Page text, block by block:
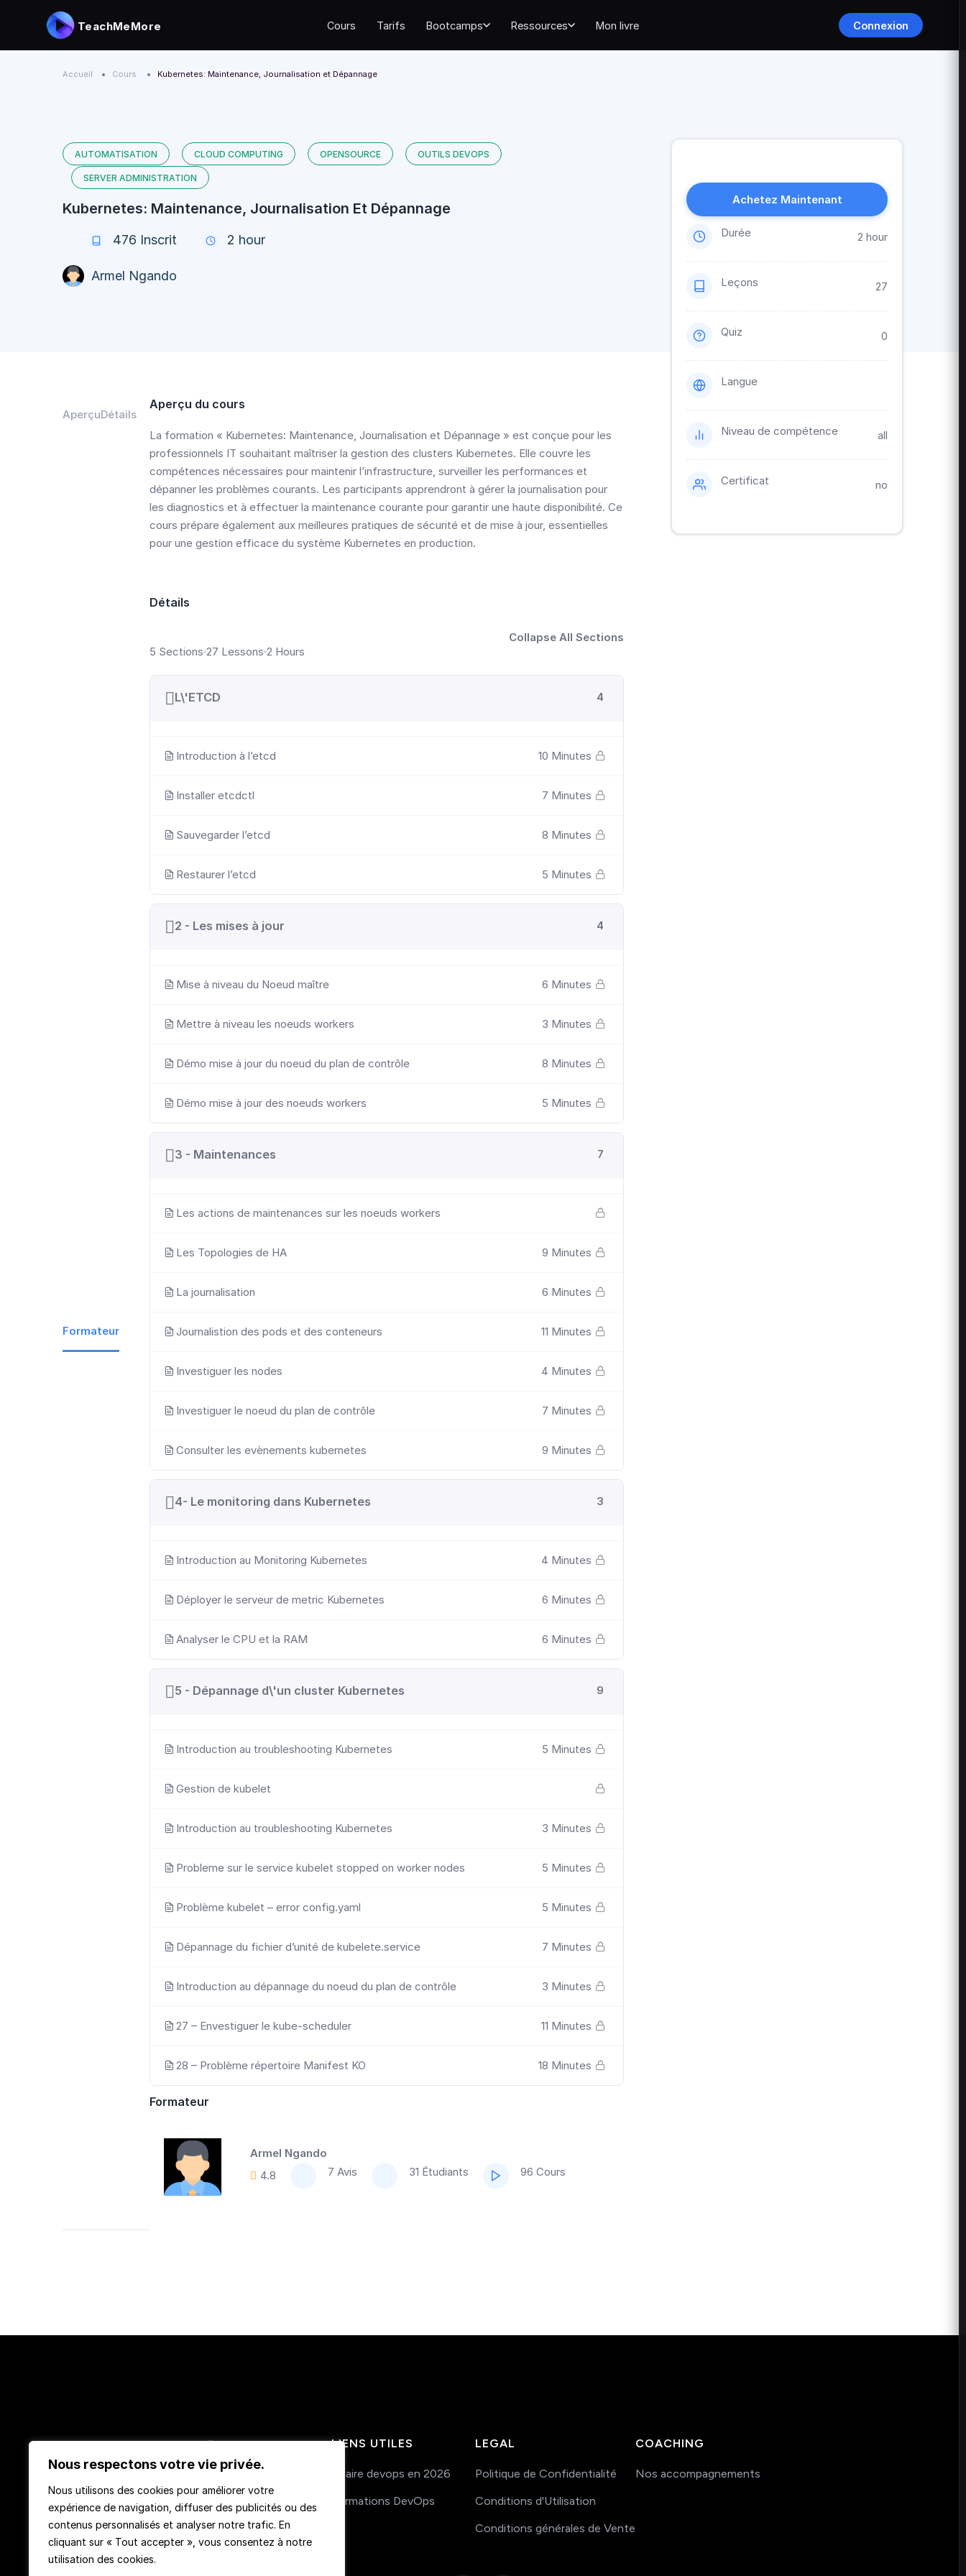
Nous respectons votre vie privée.
Nous utilisons des cookies pour améliorer votre
expérience de navigation, diffuser des publicités ou des
contenus personnalisés et analyser notre trafic. En
cliquant sur « Tout accepter », vous consentez à notre
utilisation des cookies.
TeachMeMore Cours Tarifs Bootcamps Ressources Mon livre Connexion
Accueil Cours Kubernetes: Maintenance, Journalisation et Dépannage
AUTOMATISATION CLOUD COMPUTING OPENSOURCE OUTILS DEVOPS
SERVER ADMINISTRATION
Kubernetes: Maintenance, Journalisation Et Dépannage
476 Inscrit 2 hour
Armel Ngando
AperçuDétails
Formateur
Aperçu du cours
La formation « Kubernetes: Maintenance, Journalisation et Dépannage » est conçue pour les
professionnels IT souhaitant maîtriser la gestion des clusters Kubernetes. Elle couvre les
compétences nécessaires pour maintenir l’infrastructure, surveiller les performances et
dépanner les problèmes courants. Les participants apprendront à gérer la journalisation pour
les diagnostics et à effectuer la maintenance courante pour garantir une haute disponibilité. Ce
cours prépare également aux meilleures pratiques de sécurité et de mise à jour, essentielles
pour une gestion efficace du système Kubernetes en production.
Détails
5 Sections 27 Lessons 2 Hours
Collapse All Sections
L\'ETCD 4
Introduction à l’etcd 10 Minutes
Installer etcdctl 7 Minutes
Sauvegarder l’etcd 8 Minutes
Restaurer l’etcd 5 Minutes
2 - Les mises à jour 4
Mise à niveau du Noeud maître 6 Minutes
Mettre à niveau les noeuds workers 3 Minutes
Démo mise à jour du noeud du plan de contrôle 8 Minutes
Démo mise à jour des noeuds workers 5 Minutes
3 - Maintenances 7
Les actions de maintenances sur les noeuds workers
Les Topologies de HA 9 Minutes
La journalisation 6 Minutes
Journalistion des pods et des conteneurs 11 Minutes
Investiguer les nodes 4 Minutes
Investiguer le noeud du plan de contrôle 7 Minutes
Consulter les evènements kubernetes 9 Minutes
4- Le monitoring dans Kubernetes 3
Introduction au Monitoring Kubernetes 4 Minutes
Déployer le serveur de metric Kubernetes 6 Minutes
Analyser le CPU et la RAM 6 Minutes
5 - Dépannage d\'un cluster Kubernetes 9
Introduction au troubleshooting Kubernetes 5 Minutes
Gestion de kubelet
Introduction au troubleshooting Kubernetes 3 Minutes
Probleme sur le service kubelet stopped on worker nodes 5 Minutes
Problème kubelet – error config.yaml 5 Minutes
Dépannage du fichier d’unité de kubelete.service 7 Minutes
Introduction au dépannage du noeud du plan de contrôle 3 Minutes
27 – Envestiguer le kube-scheduler 11 Minutes
28 – Problème répertoire Manifest KO 18 Minutes
Formateur
Armel Ngando
4.8
7 Avis 31 Étudiants 96 Cours
Achetez Maintenant
Durée 2 hour
Leçons 27
Quiz 0
Langue
Niveau de compétence all
Certificat no
TeachMeMore
LIENS UTILES
Salaire devops en 2026
Formations DevOps
LEGAL
Politique de Confidentialité
Conditions d'Utilisation
Conditions générales de Vente
COACHING
Nos accompagnements